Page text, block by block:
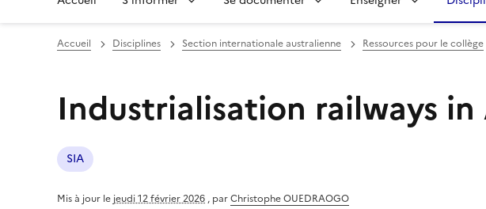
Accueil Disciplines Section internationale australienne Ressources pour le collège
Industrialisation railways
SIA
Mis à jour le jeudi 12 février 2026 , parChristophe OUEDRAOGO